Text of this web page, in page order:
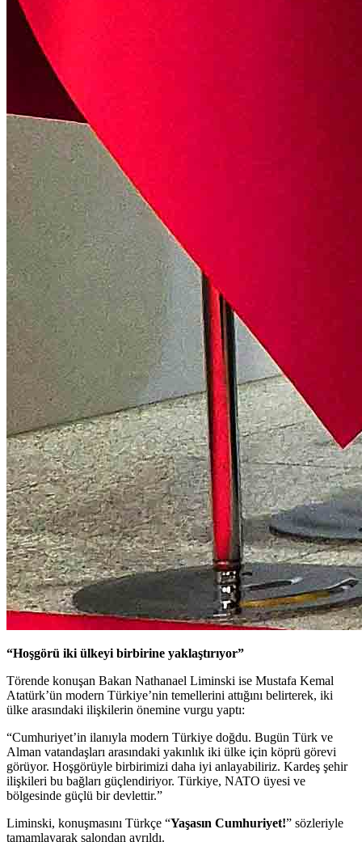
“Hoşgörü iki ülkeyi birbirine yaklaştırıyor”
Törende konuşan Bakan Nathanael Liminski ise Mustafa Kemal
Atatürk’ün modern Türkiye’nin temellerini attığını belirterek, iki
ülke arasındaki ilişkilerin önemine vurgu yaptı:
“Cumhuriyet’in ilanıyla modern Türkiye doğdu. Bugün Türk ve
Alman vatandaşları arasındaki yakınlık iki ülke için köprü görevi
görüyor. Hoşgörüyle birbirimizi daha iyi anlayabiliriz. Kardeş şehir
ilişkileri bu bağları güçlendiriyor. Türkiye, NATO üyesi ve
bölgesinde güçlü bir devlettir.”
Liminski, konuşmasını Türkçe “Yaşasın Cumhuriyet!” sözleriyle
tamamlayarak salondan ayrıldı.